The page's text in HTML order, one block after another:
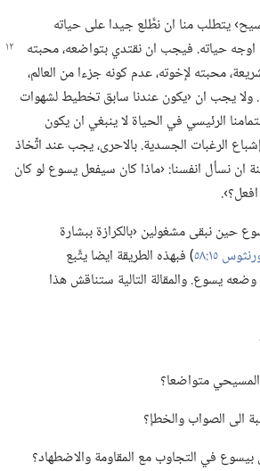
يتطلب منا ان نطَّلع جيدا على حياته
حياته.‏ فيجب ان نقتدي بتواضعه،‏ محبته
محبته لإخوته،‏ عدم كونه جزءا من العالم،‏
ولا يجب ان ‹يكون عندنا سابق تخطيط لشهوات
الرئيسي في الحياة لا ينبغي ان يكون
الرغبات الجسدية.‏ بالاحرى،‏ يجب عند اتِّخاذ
ان نسأل انفسنا:‏ ‹ماذا كان سيفعل يسوع لو كان
حين نبقى مشغولين ‹بالكرازة ببشارة
‏)‏ فبهذه الطريقة ايضا يتَّبع
يسوع.‏ والمقالة التالية ستناقش هذا
المسيحي متواضعا؟‏
الى الصواب والخطإ؟‏
في التجاوب مع المقاومة والاضطهاد؟‏